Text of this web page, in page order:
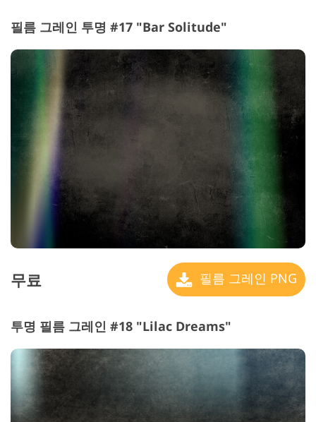
필름 그레인 투명 #17 "Bar Solitude"
무료 필름 그레인 PNG
투명 필름 그레인 #18 "Lilac Dreams"